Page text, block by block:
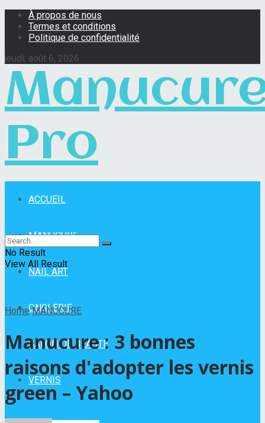
À propos de nous
Termes et conditions
Politique de confidentialité
jeudi, août 6, 2026
Pro
ACCUEIL
MANUCURE
NAIL ART
ONGLERIE
SALON DE BEAUTÉ
VERNIS
No Result
View All Result
Home MANUCURE
Manucure : 3 bonnes
raisons d'adopter les vernis
green – Yahoo